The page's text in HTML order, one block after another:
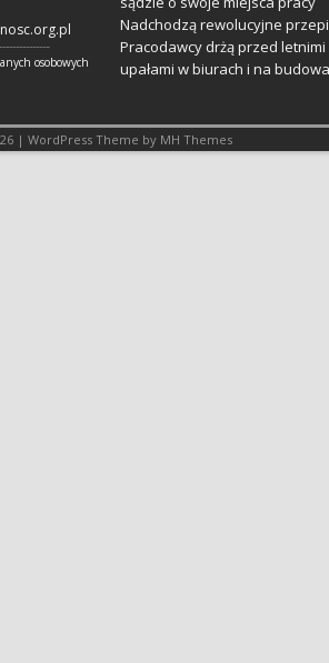
osobowych
Nadchodzą rewolucyjne
Pracodawcy drżą przed letnimi
upałami w biurach i na
| WordPress Theme by MH Themes